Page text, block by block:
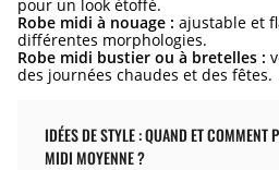
pour un look étoffé.
Robe midi à nouage : ajustable et
différentes morphologies.
Robe midi bustier ou à bretelles :
des journées chaudes et des fêtes.
IDÉES DE STYLE : QUAND ET COMMENT
MIDI MOYENNE ?